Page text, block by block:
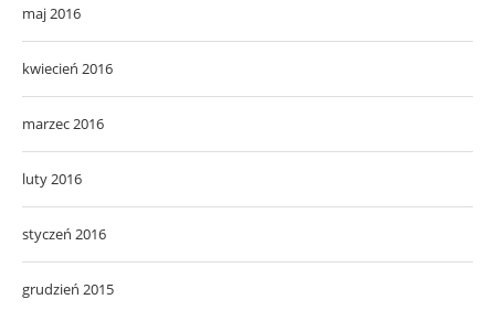
maj 2016
kwiecień 2016
marzec 2016
luty 2016
styczeń 2016
grudzień 2015